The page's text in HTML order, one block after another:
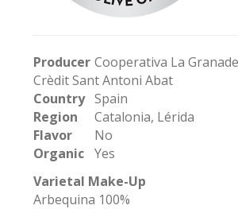
Producer Cooperativa La
Crèdit Sant Antoni Abat
Country Spain
Region
Catalonia, Lérida
Flavor
No
Organic Yes
Varietal Make-Up
Arbequina 100%